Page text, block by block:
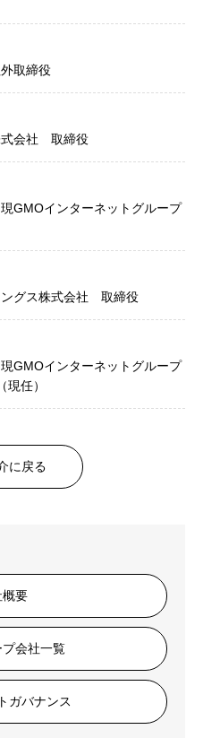
取締役
式会社 取締役
GMOインターネットグループ
ングス株式会社 取締役
GMOインターネットグループ
任）
に戻る
概要
会社一覧
ガバナンス